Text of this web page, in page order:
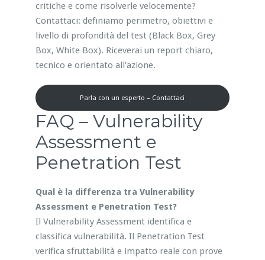
critiche e come risolverle velocemente?
Contattaci: definiamo perimetro, obiettivi e
livello di profondità del test (Black Box, Grey
Box, White Box). Riceverai un report chiaro,
tecnico e orientato all’azione.
Parla con un esperto – Contattaci
FAQ – Vulnerability
Assessment e
Penetration Test
Qual è la differenza tra Vulnerability
Assessment e Penetration Test?
Il Vulnerability Assessment identifica e
classifica vulnerabilità. Il Penetration Test
verifica sfruttabilità e impatto reale con prove